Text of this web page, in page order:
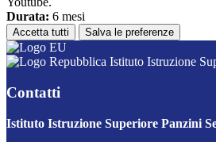
Durata: 6 mesi
Accetta tutti Salva le preferenze
Istituto Istruzione
Contatti
Istituto Istruzione Superiore Panzini